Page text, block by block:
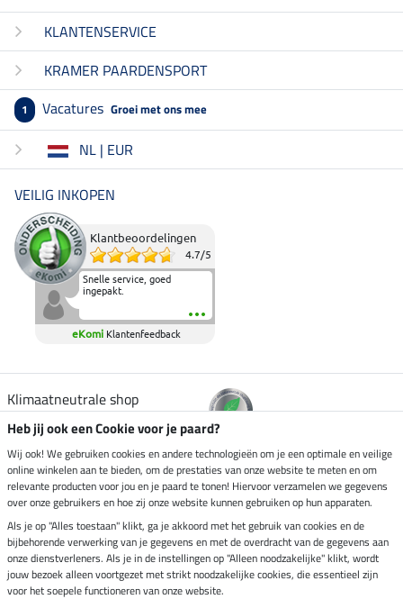
KLANTENSERVICE
KRAMER PAARDENSPORT
1 Vacatures Groei met ons mee
NL | EUR
VEILIG INKOPEN
Klantbeoordelingen
4.7/5
Snelle service, goed
ingepakt.
eKomi Klantenfeedback
Klimaatneutrale shop
Verzending per
Veilig betalen met
Impressum
Heb jij ook een Cookie voor je paard?
Wij ook! We gebruiken cookies en andere technologieën om je een optimale en veilige
online winkelen aan te bieden, om de prestaties van onze website te meten en om
relevante producten voor jou en je paard te tonen! Hiervoor verzamelen we gegevens
over onze gebruikers en hoe zij onze website kunnen gebruiken op hun apparaten.
Als je op "Alles toestaan" klikt, ga je akkoord met het gebruik van cookies en de
bijbehorende verwerking van je gegevens en met de overdracht van de gegevens aan
onze dienstverleners. Als je in de instellingen op "Alleen noodzakelijke" klikt, wordt
jouw bezoek alleen voortgezet met strikt noodzakelijke cookies, die essentieel zijn
voor het soepele functioneren van onze website.